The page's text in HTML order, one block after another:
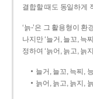
결합할 때도 동일하게
‘늙-’은 그 활용형이 환
나지만 ‘늘거, 늘꼬, 늑
정하여 ‘늙어, 늙고, 늙
늘거, 늘꼬, 늑찌,
늙어, 늙고, 늙지,